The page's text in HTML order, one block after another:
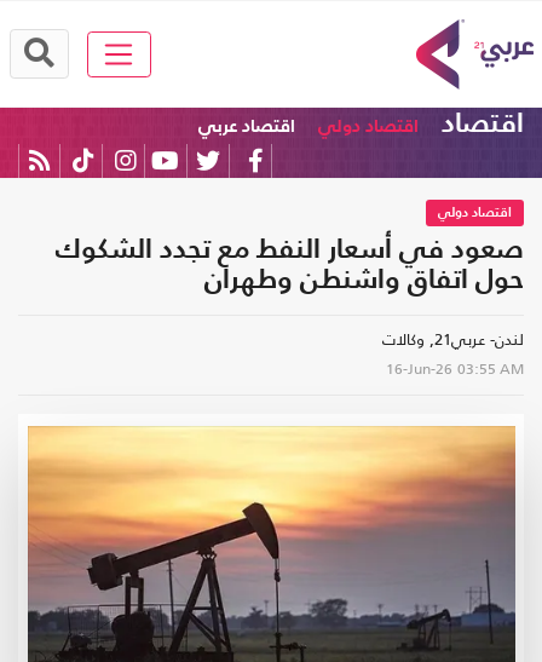
اقتصاد اقتصاد دولي اقتصاد عربي
اقتصاد دولي
صعود في أسعار النفط مع تجدد الشكوك
حول اتفاق واشنطن وطهران
لندن- عربي21, وكالات
16-Jun-26 03:55 AM